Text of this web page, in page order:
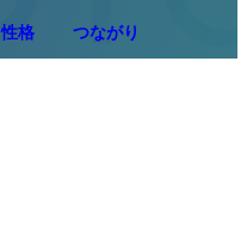
性格 つながり